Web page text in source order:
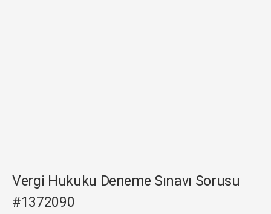
Vergi Hukuku Deneme Sınavı Sorusu
#1372090